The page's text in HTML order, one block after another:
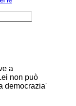
a
non può
democrazia'